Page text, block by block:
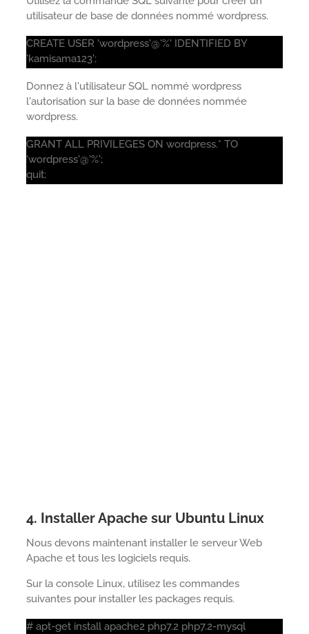
utilisateur de base de données nommé wordpress.
CREATE USER 'wordpress'@'%' IDENTIFIED BY
'kamisama123';
Donnez à l'utilisateur SQL nommé wordpress
l'autorisation sur la base de données nommée
wordpress.
GRANT ALL PRIVILEGES ON wordpress.* TO
'wordpress'@'%';
quit;
4. Installer Apache sur Ubuntu Linux
Nous devons maintenant installer le serveur Web
Apache et tous les logiciels requis.
Sur la console Linux, utilisez les commandes
suivantes pour installer les packages requis.
# apt-get install apache2 php7.2 php7.2-mysql